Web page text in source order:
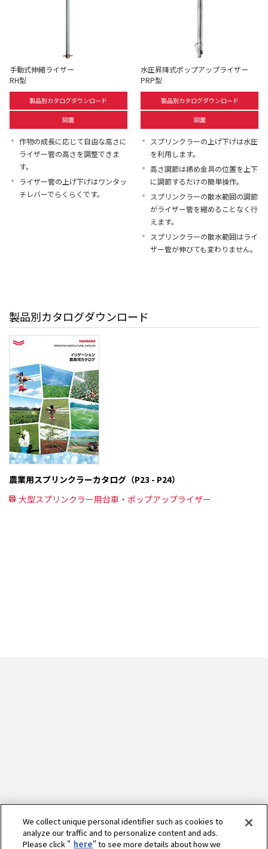
手動式伸縮ライザー
RH型
製品別カタログダウンロード
図面
作物の成⻑に応じて⾃由な⾼さに
ライザー管の⾼さを調整できま
す。
ライザー管の上げ下げはワンタッ
チレバーでらくらくです。
⽔圧昇降式ポップアップライザー
PRP型
製品別カタログダウンロード
図面
スプリンクラーの上げ下げは⽔圧
を利⽤します。
⾼さ調節は締め⾦具の位置を上下
に調節するだけの簡単操作。
スプリンクラーの散⽔範囲の調節
がライザー管を縮めることなく⾏
えます。
スプリンクラーの散⽔範囲はライ
ザー管が伸びても変わりません。
製品別カタログダウンロード
農業用スプリンクラーカタログ（P23 - P24）
⼤型スプリンクラー⽤台⾞・ポップアップライザー
We collect unique personal identifier such as cookies to
analyze our traffic and to personalize content and ads.
Please click " here" to see more details about how we